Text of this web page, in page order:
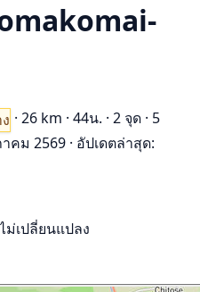
· 26 km · 44น. · 2 จุด · 5
คม 2569 · อัปเดตล่าสุด:
เปลี่ยนแปลง